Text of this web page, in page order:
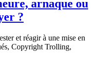
arnaque ou
?
et réagir à une mise en
Copyright Trolling,